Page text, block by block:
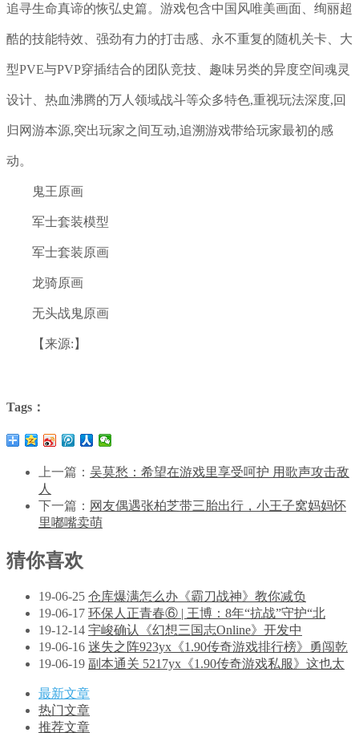
追寻生命真谛的恢弘史篇。游戏包含中国风唯美画面、绚丽超
酷的技能特效、强劲有力的打击感、永不重复的随机关卡、大
型PVE与PVP穿插结合的团队竞技、趣味另类的异度空间魂灵
设计、热血沸腾的万人领域战斗等众多特色,重视玩法深度,回
归网游本源,突出玩家之间互动,追溯游戏带给玩家最初的感
动。
鬼王原画
军士套装模型
军士套装原画
龙骑原画
无头战鬼原画
【来源:】
Tags：
上一篇： 吴莫愁：希望在游戏里享受呵护 用歌声攻击敌
人
下一篇： 网友偶遇张柏芝带三胎出行，小王子窝妈妈怀
里嘟嘴卖萌
猜你喜欢
19-06-25 仓库爆满怎么办《霸刀战神》教你减负
19-06-17 环保人正青春⑥ | 王博：8年“抗战”守护“北
19-12-14 宇峻确认《幻想三国志Online》开发中
19-06-16 迷失之阵923yx《1.90传奇游戏排行榜》勇闯乾
19-06-19 副本通关 5217yx《1.90传奇游戏私服》这也太
最新文章
热门文章
推荐文章